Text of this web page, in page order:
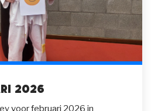
2026
voor februari 2026 in